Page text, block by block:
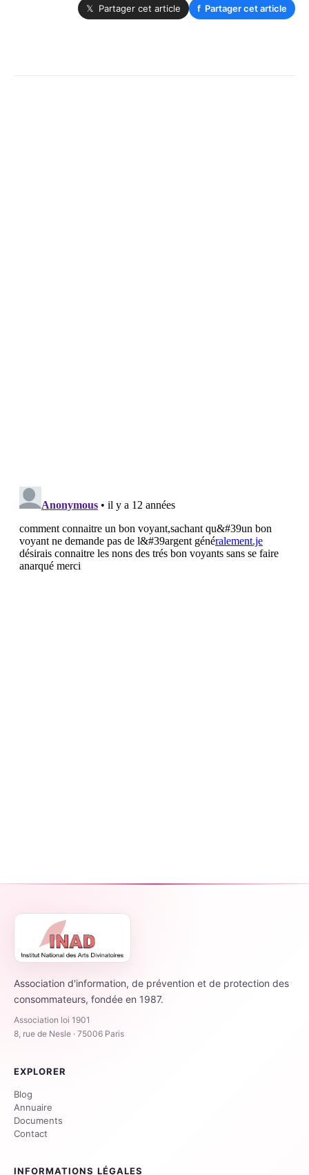
𝕏 Partager cet article f Partager cet article
Association d'information, de prévention et de protection des
consommateurs, fondée en 1987.
Association loi 1901
8, rue de Nesle · 75006 Paris
EXPLORER
Blog
Annuaire
Documents
Contact
INFORMATIONS LÉGALES